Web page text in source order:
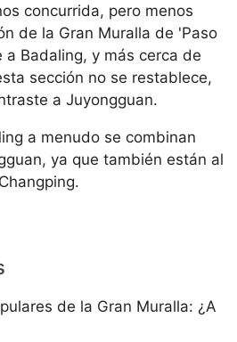
concurrida, pero menos
de la Gran Muralla de 'Paso
Badaling, y más cerca de
sección no se restablece,
a Juyongguan.
a menudo se combinan
ya que también están al
de la Gran Muralla: ¿A